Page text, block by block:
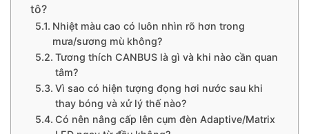
tô?
Nhiệt màu cao có luôn nhìn rõ hơn trong
mưa/sương mù không?
Tương thích CANBUS là gì và khi nào cần quan
tâm?
Vì sao có hiện tượng đọng hơi nước sau khi
thay bóng và xử lý thế nào?
Có nên nâng cấp lên cụm đèn Adaptive/Matrix